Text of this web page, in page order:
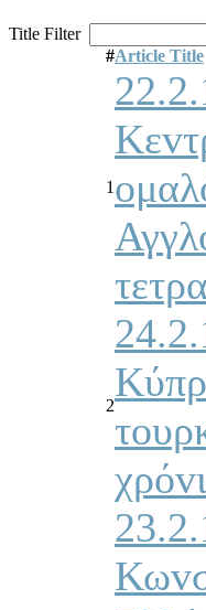
Title Filter
#Article Title
1
2